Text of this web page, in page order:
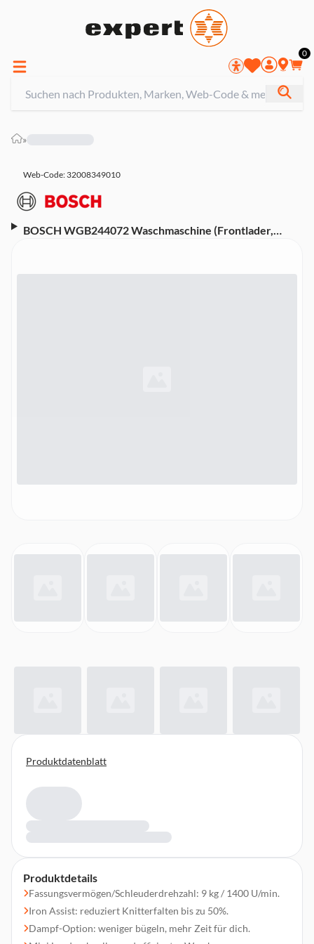
0
»
Web-Code: 32008349010
BOSCH WGB244072 Waschmaschine (Frontlader,
Produktdetails
Fassungsvermögen/Schleuderdrehzahl: 9 kg / 1400 U/min.
Iron Assist: reduziert Knitterfalten bis zu 50%.
Dampf-Option: weniger bügeln, mehr Zeit für dich.
Produktdatenblatt